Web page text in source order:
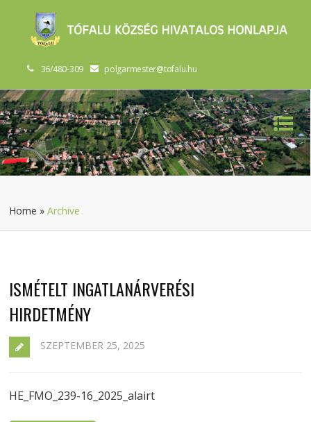
36/480-309 polgarmester@tofalu.hu
Home »Archive
ISMÉTELT INGATLANÁRVERÉSI
HIRDETMÉNY
SZEPTEMBER 25, 2025
HE_FMO_239-16_2025_alairt